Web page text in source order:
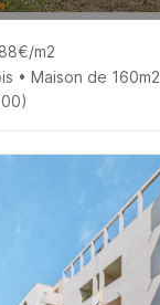
m2
• Maison de 160m2